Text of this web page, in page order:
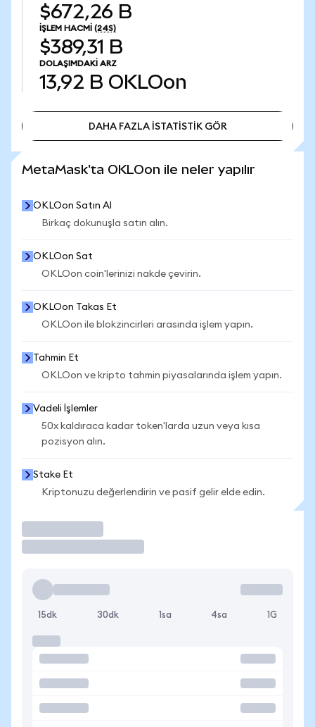
$672,26 B
İŞLEM HACMI (24S)
$389,31 B
DOLAŞIMDAKI ARZ
13,92 B OKLOon
DAHA FAZLA İSTATİSTİK GÖR
MetaMask'ta OKLOon ile neler yapılır
OKLOon Satın Al
Birkaç dokunuşla satın alın.
OKLOon Sat
OKLOon coin'lerinizi nakde çevirin.
OKLOon Takas Et
OKLOon ile blokzincirleri arasında işlem yapın.
Tahmin Et
OKLOon ve kripto tahmin piyasalarında işlem yapın.
Vadeli İşlemler
50x kaldıraca kadar token'larda uzun veya kısa
pozisyon alın.
Stake Et
Kriptonuzu değerlendirin ve pasif gelir elde edin.
15dk 30dk 1sa 4sa 1G